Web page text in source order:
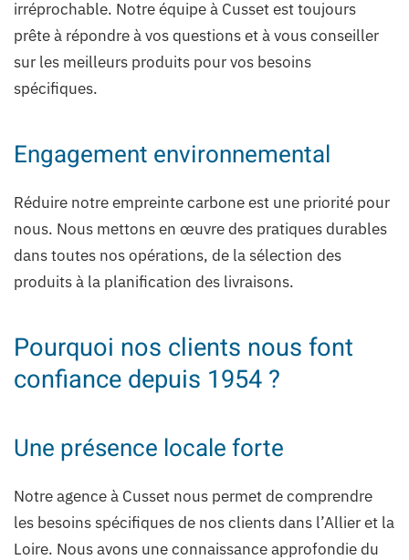
irréprochable. Notre équipe à Cusset est toujours
prête à répondre à vos questions et à vous conseiller
sur les meilleurs produits pour vos besoins
spécifiques.
Engagement environnemental
Réduire notre empreinte carbone est une priorité pour
nous. Nous mettons en œuvre des pratiques durables
dans toutes nos opérations, de la sélection des
produits à la planification des livraisons.
Pourquoi nos clients nous font
confiance depuis 1954 ?
Une présence locale forte
Notre agence à Cusset nous permet de comprendre
les besoins spécifiques de nos clients dans l’Allier et la
Loire. Nous avons une connaissance approfondie du